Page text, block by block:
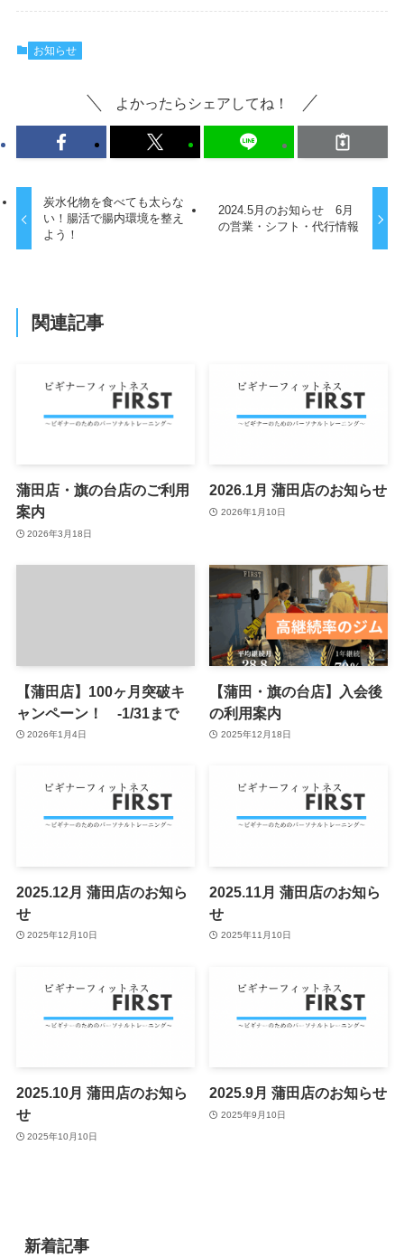
お知らせ
よかったらシェアしてね！
炭水化物を食べても太らな
い！腸活で腸内環境を整え
よう！
2024.5月のお知らせ 6月
の営業・シフト・代行情報
関連記事
蒲田店・旗の台店のご利用
案内
2026年3月18日
2026.1月 蒲田店のお知らせ
2026年1月10日
【蒲田店】100ヶ月突破キ
ャンペーン！ -1/31まで
2026年1月4日
【蒲田・旗の台店】入会後
の利用案内
2025年12月18日
2025.12月 蒲田店のお知ら
せ
2025年12月10日
2025.11月 蒲田店のお知ら
せ
2025年11月10日
2025.10月 蒲田店のお知ら
せ
2025年10月10日
2025.9月 蒲田店のお知らせ
2025年9月10日
新着記事